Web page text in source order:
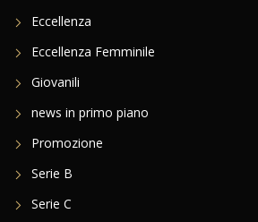
Eccellenza
Eccellenza Femminile
Giovanili
news in primo piano
Promozione
Serie B
Serie C